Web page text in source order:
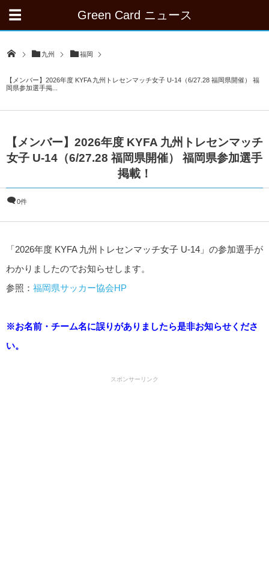
Green Card ニュース
九州 福岡
【メンバー】2026年度 KYFA 九州トレセンマッチ女子 U-14（6/27.28 福岡県開催） 福
岡県参加選手掲...
【メンバー】2026年度 KYFA 九州トレセンマッチ
女子 U-14（6/27.28 福岡県開催） 福岡県参加選手
掲載！
0件
「2026年度 KYFA 九州トレセンマッチ女子 U-14」の参加選手が
わかりましたのでお知らせします。
参照： 福岡県サッカー協会HP
※お名前・チーム名に誤りがありましたら是非お知らせくださ
い。
スポンサーリンク